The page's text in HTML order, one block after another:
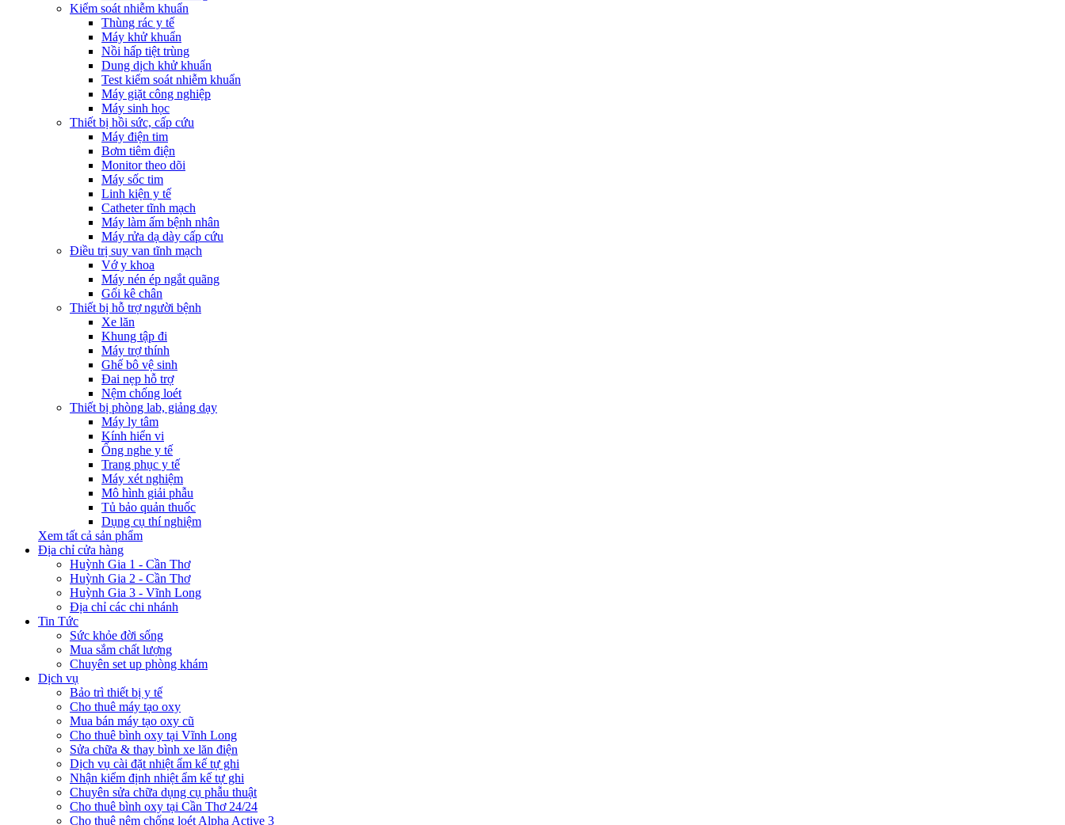
Kiểm soát nhiễm khuẩn
Thùng rác y tế
Máy khử khuẩn
Nồi hấp tiệt trùng
Dung dịch khử khuẩn
Test kiểm soát nhiễm khuẩn
Máy giặt công nghiệp
Máy sinh học
Thiết bị hồi sức, cấp cứu
Máy điện tim
Bơm tiêm điện
Monitor theo dõi
Máy sốc tim
Linh kiện y tế
Catheter tĩnh mạch
Máy làm ấm bệnh nhân
Máy rửa dạ dày cấp cứu
Điều trị suy van tĩnh mạch
Vớ y khoa
Máy nén ép ngắt quãng
Gối kê chân
Thiết bị hỗ trợ người bệnh
Xe lăn
Khung tập đi
Máy trợ thính
Ghế bô vệ sinh
Đai nẹp hỗ trợ
Nệm chống loét
Thiết bị phòng lab, giảng dạy
Máy ly tâm
Kính hiển vi
Ống nghe y tế
Trang phục y tế
Máy xét nghiệm
Mô hình giải phẫu
Tủ bảo quản thuốc
Dụng cụ thí nghiệm
Xem tất cả sản phẩm
Địa chỉ cửa hàng
Huỳnh Gia 1 - Cần Thơ
Huỳnh Gia 2 - Cần Thơ
Huỳnh Gia 3 - Vĩnh Long
Địa chỉ các chi nhánh
Tin Tức
Sức khỏe đời sống
Mua sắm chất lượng
Chuyên set up phòng khám
Dịch vụ
Bảo trì thiết bị y tế
Cho thuê máy tạo oxy
Mua bán máy tạo oxy cũ
Cho thuê bình oxy tại Vĩnh Long
Sửa chữa & thay bình xe lăn điện
Dịch vụ cài đặt nhiệt ẩm kế tự ghi
Nhận kiểm định nhiệt ẩm kế tự ghi
Chuyên sửa chữa dụng cụ phẫu thuật
Cho thuê bình oxy tại Cần Thơ 24/24
Cho thuê nệm chống loét Alpha Active 3